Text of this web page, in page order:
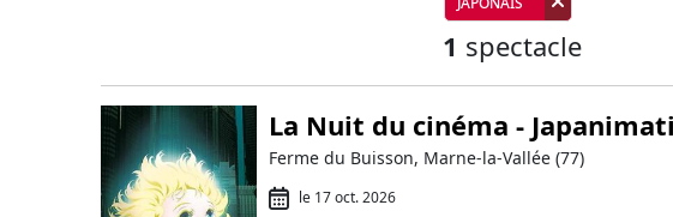
1 spectacle
La Nuit du cinéma -
Ferme du Buisson, Marne-la-Vallée (77)
le 17 oct. 2026